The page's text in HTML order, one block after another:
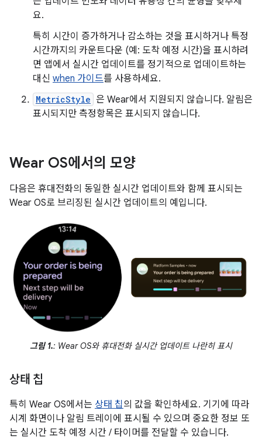
요.
특히 시간이 증가하거나 감소하는 것을 표시하거나 특정
시간까지의 카운트다운 (예: 도착 예정 시간)을 표시하려
면 앱에서 실시간 업데이트를 정기적으로 업데이트하는
대신 when 가이드를 사용하세요.
MetricStyle 은 Wear에서 지원되지 않습니다. 알림은
표시되지만 측정항목은 표시되지 않습니다.
Wear OS에서의 모양
다음은 휴대전화의 동일한 실시간 업데이트와 함께 표시되는
Wear OS로 브리징된 실시간 업데이트의 예입니다.
그림 1.: Wear OS와 휴대전화 실시간 업데이트 나란히 표시
상태 칩
특히 Wear OS에서는 상태 칩 의 값을 확인하세요. 기기에 따라
시계 화면이나 알림 트레이에 표시될 수 있으며 중요한 정보 또
는 실시간 도착 예정 시간 / 타이머를 전달할 수 있습니다.